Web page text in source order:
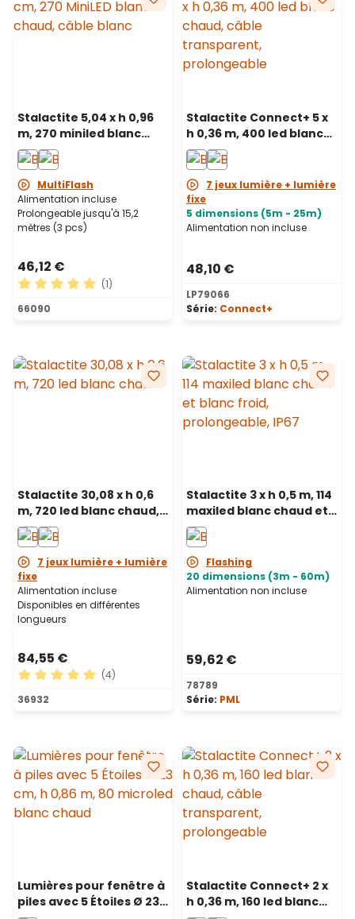
Stalactite 5,04 x h 0,96
m, 270 miniled blanc
chaud, câble blanc,
prolongeable
MultiFlash
Alimentation incluse
Prolongeable jusqu'à 15,2
mètres (3 pcs)
46,12 €
Note moyenne de 5 sur 5 étoiles
(1)
66090
Stalactite Connect+ 5 x
h 0,36 m, 400 led blanc
chaud, câble
transparent,
prolongeable
7 jeux lumière + lumière
fixe
5 dimensions (5m - 25m)
Alimentation non incluse
48,10 €
LP79066
Série: Connect+
Stalactite 30,08 x h 0,6
m, 720 led blanc chaud,
câble blanc
7 jeux lumière + lumière
fixe
Alimentation incluse
Disponibles en différentes
longueurs
84,55 €
Note moyenne de 5 sur 5 étoiles
(4)
36932
Stalactite 3 x h 0,5 m, 114
maxiled blanc chaud et
blanc froid,
prolongeable, IP67
Flashing
20 dimensions (3m - 60m)
Alimentation non incluse
59,62 €
78789
Série: PML
Lumières pour fenêtre à
piles avec 5 Étoiles Ø 23
Stalactite Connect+ 2 x
h 0,36 m, 160 led blanc